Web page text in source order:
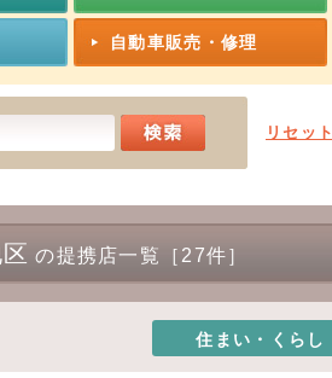
自動車販売・修理
リセット
の提携店一覧［27件］
住まい・くらし